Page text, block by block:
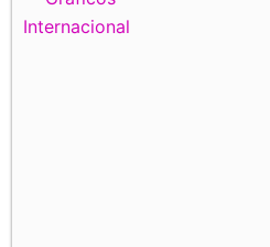
Internacional